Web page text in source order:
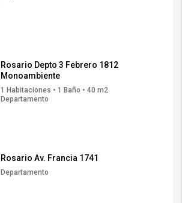
Rosario Depto 3 Febrero 1812
Monoambiente
1 Habitaciones • 1 Baño • 40 m2
Departamento
Rosario Av. Francia 1741
Departamento